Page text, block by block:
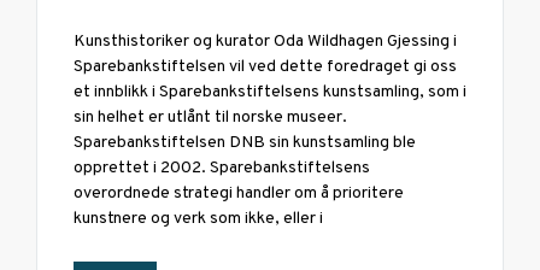
Kunsthistoriker og kurator Oda Wildhagen Gjessing i
Sparebankstiftelsen vil ved dette foredraget gi oss
et innblikk i Sparebankstiftelsens kunstsamling, som i
sin helhet er utlånt til norske museer.
Sparebankstiftelsen DNB sin kunstsamling ble
opprettet i 2002. Sparebankstiftelsens
overordnede strategi handler om å prioritere
kunstnere og verk som ikke, eller i